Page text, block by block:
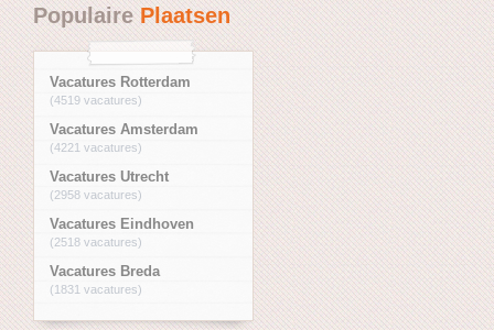
PopulairePlaatsen
Vacatures Rotterdam
(4519 vacatures)
Vacatures Amsterdam
(4221 vacatures)
Vacatures Utrecht
(2958 vacatures)
Vacatures Eindhoven
(2518 vacatures)
Vacatures Breda
(1831 vacatures)